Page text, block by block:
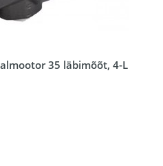
35 läbimõõt, 4-L